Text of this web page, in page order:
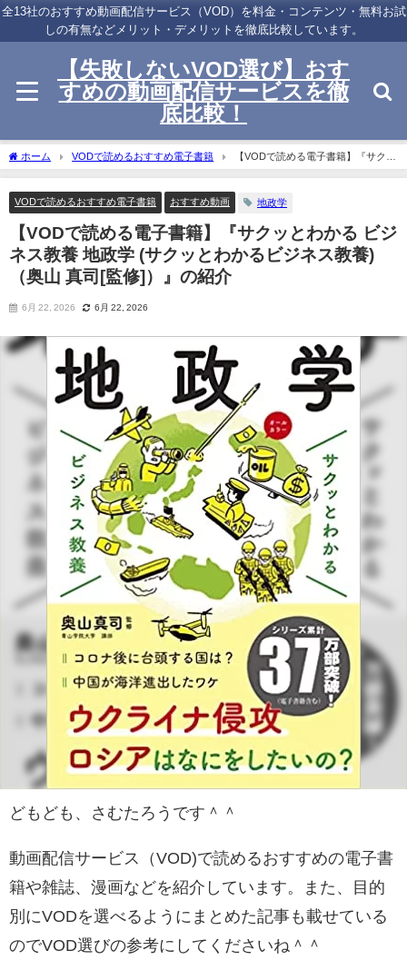
全13社のおすすめ動画配信サービス（VOD）を料金・コンテンツ・無料お試
しの有無などメリット・デメリットを徹底比較しています。
【失敗しないVOD選び】おす
すめの動画配信サービスを徹
底比較！
ホーム VODで読めるおすすめ電子書籍
【VODで読める電子書籍】『サクッ
とわかる ビジネス教養 地政学 (サクッとわかるビジネス教養)（奥山 真司[監修]）』の
VODで読めるおすすめ電子書籍
おすすめ動画 地政学
【VODで読める電子書籍】『サクッとわかる ビジ
ネス教養 地政学 (サクッとわかるビジネス教養)
（奥山 真司[監修]）』の紹介
6月 22, 2026 6月 22, 2026
どもども、さむたろうです＾＾
動画配信サービス（VOD)で読めるおすすめの電子書
籍や雑誌、漫画などを紹介しています。また、目的
別にVODを選べるようにまとめた記事も載せている
のでVOD選びの参考にしてくださいね＾＾